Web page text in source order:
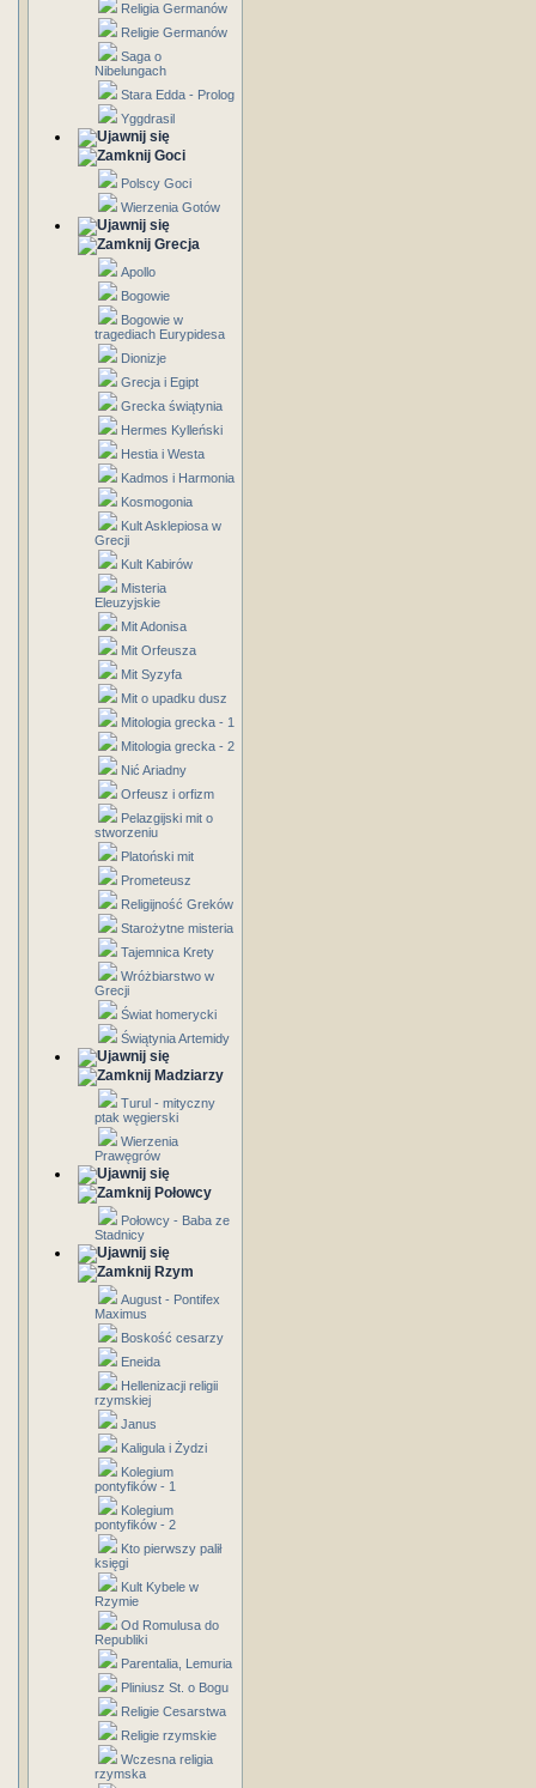
Religia Germanów
Religie Germanów
Saga o
Nibelungach
Stara Edda - Prolog
Yggdrasil
Goci
Polscy Goci
Wierzenia Gotów
Grecja
Apollo
Bogowie
Bogowie w
tragediach Eurypidesa
Dionizje
Grecja i Egipt
Grecka świątynia
Hermes Kylleński
Hestia i Westa
Kadmos i Harmonia
Kosmogonia
Kult Asklepiosa w
Grecji
Kult Kabirów
Misteria
Eleuzyjskie
Mit Adonisa
Mit Orfeusza
Mit Syzyfa
Mit o upadku dusz
Mitologia grecka - 1
Mitologia grecka - 2
Nić Ariadny
Orfeusz i orfizm
Pelazgijski mit o
stworzeniu
Platoński mit
Prometeusz
Religijność Greków
Starożytne misteria
Tajemnica Krety
Wróżbiarstwo w
Grecji
Świat homerycki
Świątynia Artemidy
Madziarzy
Turul - mityczny
ptak węgierski
Wierzenia
Prawęgrów
Połowcy
Połowcy - Baba ze
Stadnicy
Rzym
August - Pontifex
Maximus
Boskość cesarzy
Eneida
Hellenizacji religii
rzymskiej
Janus
Kaligula i Żydzi
Kolegium
pontyfików - 1
Kolegium
pontyfików - 2
Kto pierwszy palił
księgi
Kult Kybele w
Rzymie
Od Romulusa do
Republiki
Parentalia, Lemuria
Pliniusz St. o Bogu
Religie Cesarstwa
Religie rzymskie
Wczesna religia
rzymska